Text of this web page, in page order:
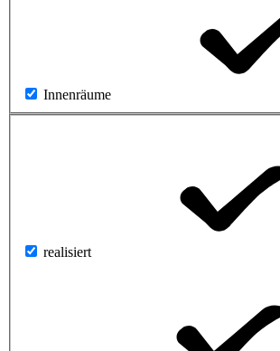
Innenräume
realisiert